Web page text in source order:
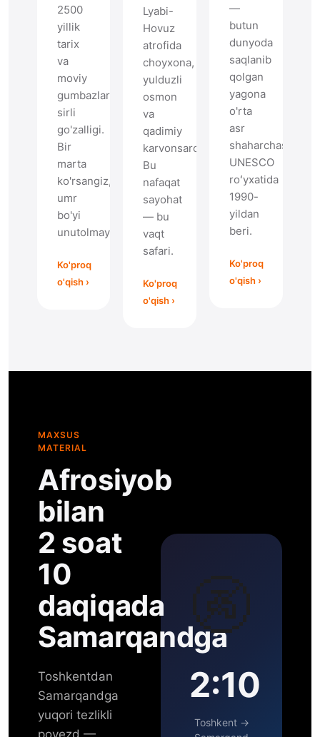
2500
yillik
tarix
va
moviy
gumbazlarning
sirli
go'zalligi.
Bir
marta
ko'rsangiz,
umr
bo'yi
unutolmaysiz.
Ko'proq
o'qish ›
Lyabi-
Hovuz
atrofida
choyxona,
yulduzli
osmon
va
qadimiy
karvonsaroylar.
Bu
nafaqat
sayohat
— bu
vaqt
safari.
Ko'proq
o'qish ›
—
butun
dunyoda
saqlanib
qolgan
yagona
o'rta
asr
shaharchasi.
UNESCO
roʻyxatida
1990-
yildan
beri.
Ko'proq
o'qish ›
MAXSUS
MATERIAL
Afrosiyob
bilan
2 soat
10
daqiqada
Samarqandga
Toshkentdan
Samarqandga
yuqori tezlikli
poyezd —
🚱
2:10
Toshkent →